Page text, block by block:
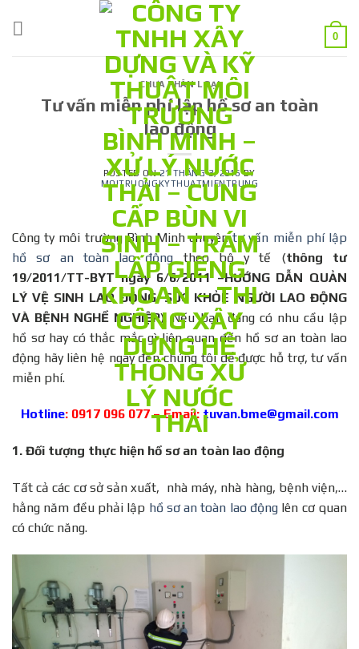
0
CHƯA PHÂN LOẠI
Tư vấn miễn phí lập hồ sơ an toàn
lao động
POSTED ON21 THÁNG 3, 2016 BY
MOITRUONGKYTHUATMIENTRUNG
Công ty môi trường Bình Minh chuyêntư vấn miễn phí lập
hồ sơ an toàn lao động theo bộ y tế (thông tư
19/2011/TT-BYT ngày 6/6/2011 –HƯỚNG DẪN QUẢN
LÝ VỆ SINH LAO ĐỘNG, SỨC KHỎE NGƯỜI LAO ĐỘNG
VÀ BỆNH NGHỀ NGHIỆP). Nếu bạn đang có nhu cầu lập
hồ sơ hay có thắc mắc gì liên quan đến hồ sơ an toàn lao
động hãy liên hệ ngay đến chúng tôi để được hỗ trợ, tư vấn
miễn phí.
Hotline: 0917 096 077 – Email: tuvan.bme@gmail.com
1. Đối tượng thực hiện hồ sơ an toàn lao động
Tất cả các cơ sở sản xuất, nhà máy, nhà hàng, bệnh viện,…
hằng năm đều phải lập hồ sơ an toàn lao động lên cơ quan
có chức năng.